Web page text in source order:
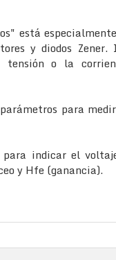
está
y diodos
o la
para
indicar el
y Hfe (ganancia).